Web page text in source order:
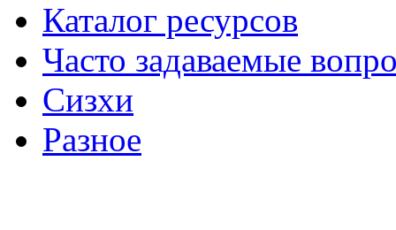
Каталог ресурсов
Часто задаваемые
Сизхи
Разное